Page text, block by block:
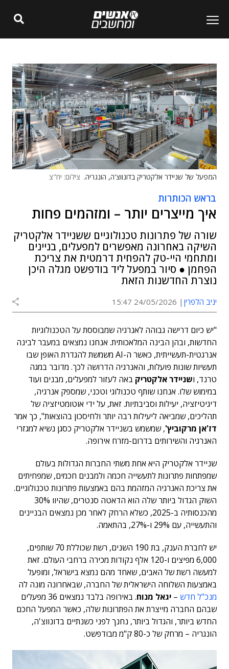
המפעל של שניידר אלקטריק בדונווצ'ה, הונגריה. צילום: יח"צ
בראש הכותרות
איך מייצרים יותר – ומזהמים פחות
שורה של פתרונות טכנולוגיים ששניידר אלקטריק
השיקה באחרונה מאפשרים למפעלים, בניינים
ומתחמי היי-טק להפחית דרמטית את צריכת
הפחמן ● סיור במפעל ליד בודפשט מגלה היכן
נוצרת החדשנות הזאת
יניב הלפרין 24/05/2026 15:47
"יש כיום דרישה גבוהה לאנרגיה שמבוססת על הטכנולוגיות
החדשות, ובהן הבינה המלאכותית. אנחנו נמצאים במעבר לבינה
אנרגטית-תעשייתית, כאשר ה-AI משמשת להגדרת האופן שבו
תעשיות שונות פועלות, והאנרגיה הדרושה לכך. מדובר במגה
טרנד, ושניידר אלקטריק באה לעזור למפעלים, מבנים ועוד
במימוש שלו. אנחנו שותף טכנולוגי וטכני, שמספק אנרגיה,
דיגיטיזציה, יעילות וסביבתיות. זאת, על ידי אוטומטיזציה של
תהליכים, שמביאה ליעילות רבה יותר ולחיסכון בהוצאות", כך אמר
דז'אן מרקוביץ', שמשמש בשניידר אלקטריק כסגן נשיא למגזרי
האנרגיה והשירותים בדרום-מזרח אירופה.
שניידר אלקטריק היא אחת משתי החברות הגדולות בעולם
שמפתחות פתרונות לתעשייה חכמה ולמבנים חכמים, שמפחיתים
את צריכת האנרגיה המזהמת בהם באמצעות פתרונות טכנולוגיים.
השוק הגדול ביותר שלה הוא הדאטה סנטרים, שהיוו 30%
מהכנסותיה ב-2025, כשלא הרחק לאחר מכן נמצאים הבניינים
והתעשייה, עם 29% ו-27%, בהתאמה.
יש לחברת הענק, בת 190 השנים, רשת שכוללת 70 שותפים,
6,000 מפיצים ו-120 אלף נקודות מכירה ברחבי העולם. זאת
למעשה רשת של האבים, שאחד מהם נמצא בישראל, ומופעל
באמצעות השלוחה הישראלית של החברה, שבאחרונה מונה לה
מנכ"ל חדש – יגאל מנוח
. באירופה בלבד נמצאים 36 מפעלים
שבהם החברה מייצרת את הפתרונות שלה, כאשר המפעל החכם
החדש ביותר, והגדול ביותר, נחנך לפני כשנתיים בדונווצ'ה,
הונגריה – מרחק של כ-80 ק"מ מבודפשט.